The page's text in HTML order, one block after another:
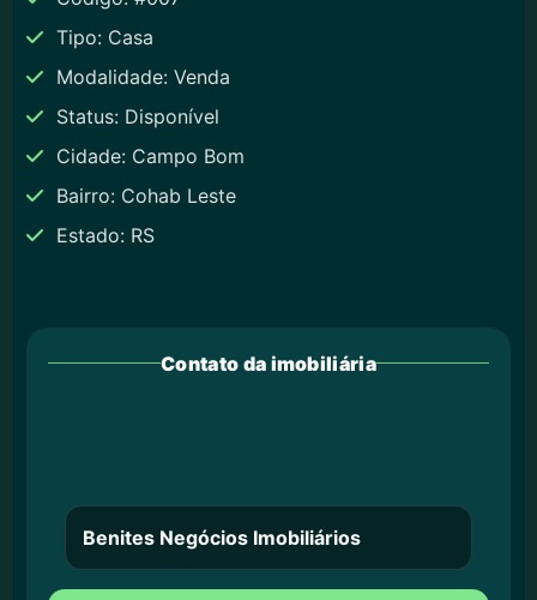
Tipo: Casa
Modalidade: Venda
Status: Disponível
Cidade: Campo Bom
Bairro: Cohab Leste
Estado: RS
Contato da imobiliária
Benites Negócios Imobiliários